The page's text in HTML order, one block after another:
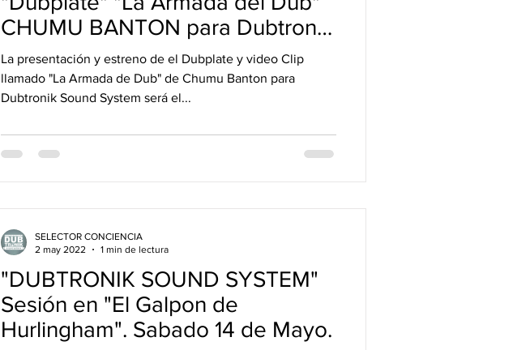
CHUMU BANTON para Dubtronik
Sound
La presentación y estreno de el Dubplate y video Clip
llamado "La Armada de Dub" de Chumu Banton para
Dubtronik Sound System será el...
"DUBTRONIK SOUND SYSTEM"
Sesión en "El Galpon de
Hurlingham". Sabado 14 de Mayo.
SELECTOR CONCIENCIA
2 may 2022
1 min de lectura